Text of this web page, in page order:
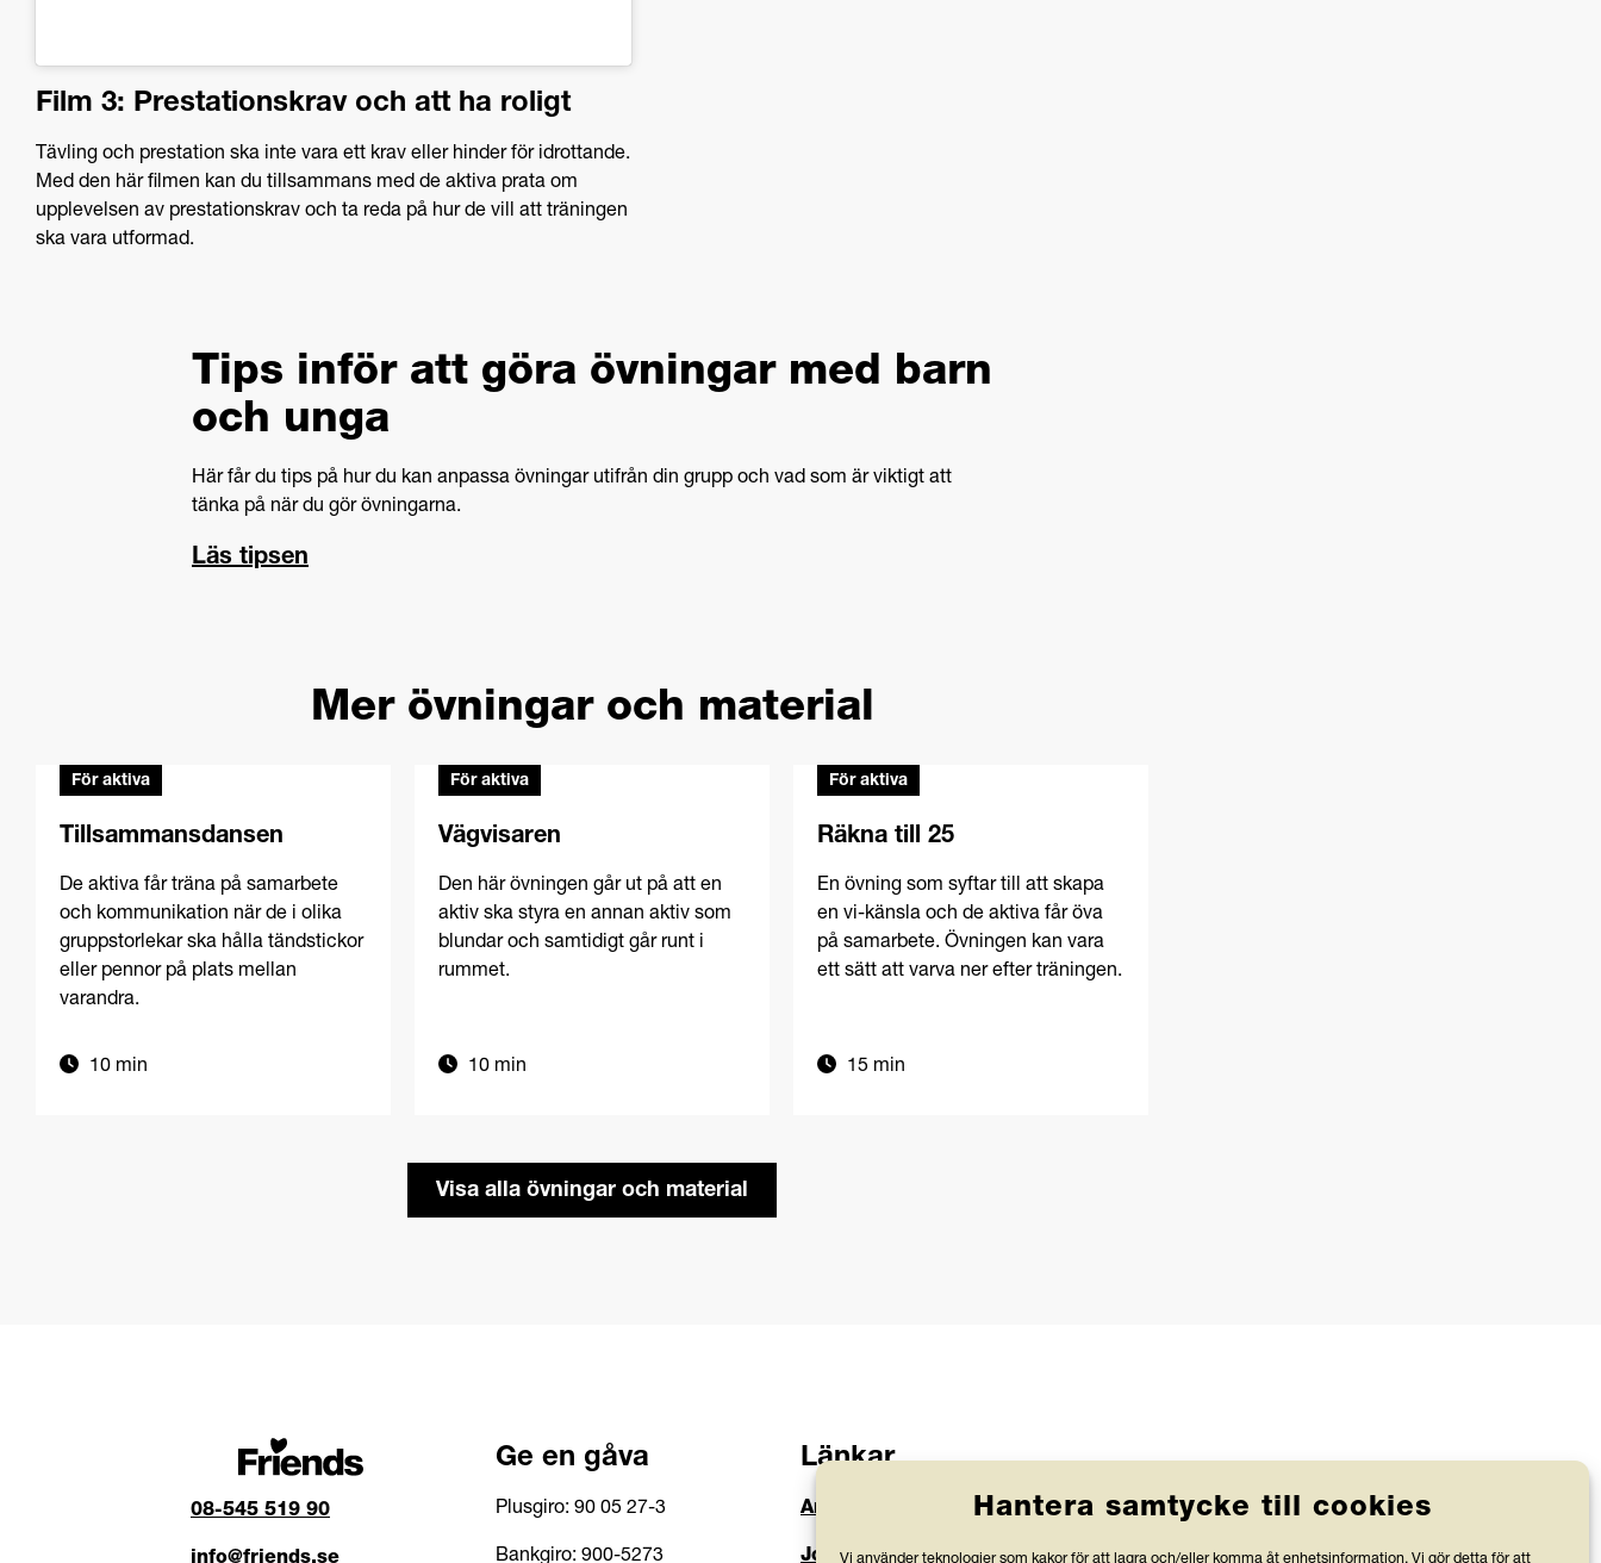
Hantera samtycke till cookies
Film 3: Prestationskrav och att ha roligt
Tävling och prestation ska inte vara ett krav eller hinder för idrottande.
Med den här filmen kan du tillsammans med de aktiva prata om
upplevelsen av prestationskrav och ta reda på hur de vill att träningen
ska vara utformad.
Tips inför att göra övningar med barn
och unga
Här får du tips på hur du kan anpassa övningar utifrån din grupp och vad som är viktigt att
tänka på när du gör övningarna.
Läs tipsen
Mer övningar och material
För aktiva
Tillsammansdansen
De aktiva får träna på samarbete
och kommunikation när de i olika
gruppstorlekar ska hålla tändstickor
eller pennor på plats mellan
varandra.
10 min
För aktiva
Vägvisaren
Den här övningen går ut på att en
aktiv ska styra en annan aktiv som
blundar och samtidigt går runt i
rummet.
10 min
För aktiva
Räkna till 25
En övning som syftar till att skapa
en vi-känsla och de aktiva får öva
på samarbete. Övningen kan vara
ett sätt att varva ner efter träningen.
15 min
Visa alla övningar och material
08-545 519 90
Ge en gåva
Plusgiro: 90 05 27-3
Bankgiro: 900-5273
Länkar
Anlita Friends
Jobba hos oss